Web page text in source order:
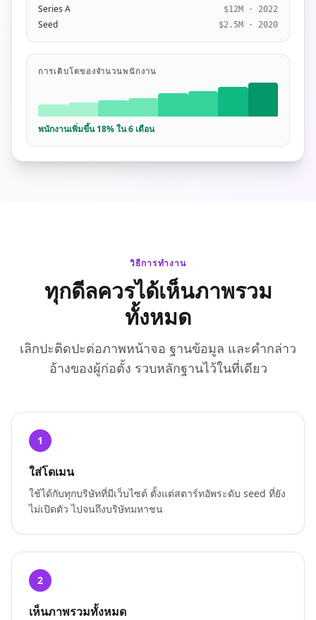
Series A $12M · 2022
Seed $2.5M · 2020
การเติบโตของจำนวนพนักงาน
พนักงานเพิ่มขึ้น 18% ใน 6 เดือน
วิธีการทำงาน
ทุกดีลควรได้เห็นภาพรวม
ทั้งหมด
เลิกปะติดปะต่อภาพหน้าจอ ฐานข้อมูล และคำกล่าว
อ้างของผู้ก่อตั้ง รวบหลักฐานไว้ในที่เดียว
1
ใส่โดเมน
ใช้ได้กับทุกบริษัทที่มีเว็บไซต์ ตั้งแต่สตาร์ทอัพระดับ seed ที่ยัง
ไม่เปิดตัว ไปจนถึงบริษัทมหาชน
2
เห็นภาพรวมทั้งหมด